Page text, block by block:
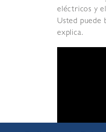
eléctricos y
Usted puede
explica.